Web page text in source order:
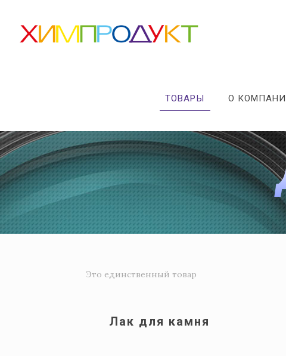
ТОВАРЫ О
Это единственный товар
Лак для камня